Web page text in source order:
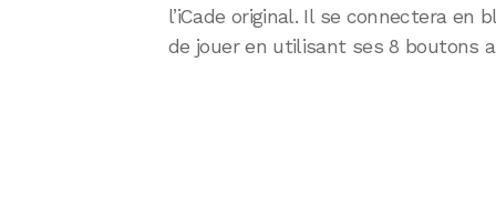
l’iCade original. Il se connectera
de jouer en utilisant ses 8 boutons